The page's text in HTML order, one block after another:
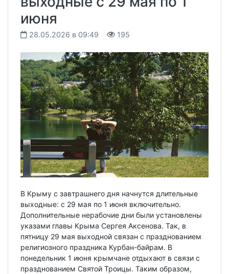
июня
28.05.2026 в 09:49 195
В Крыму с завтрашнего дня начнутся длительные
выходные: с 29 мая по 1 июня включительно.
Дополнительные нерабочие дни были установлены
указами главы Крыма Сергея Аксенова. Так, в
пятницу 29 мая выходной связан с празднованием
религиозного праздника Курбан-байрам. В
понедельник 1 июня крымчане отдыхают в связи с
празднованием Святой Троицы. Таким образом,